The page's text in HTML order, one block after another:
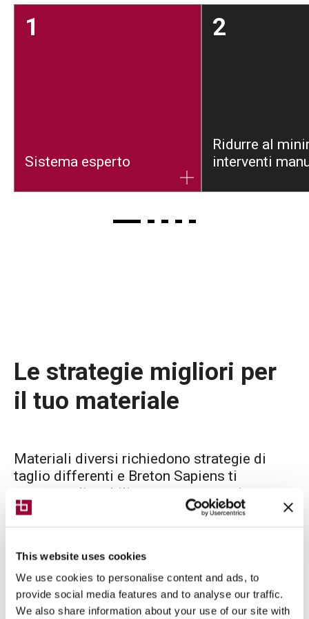
This website uses cookies
We use cookies to personalise content and ads, to
provide social media features and to analyse our traffic.
We also share information about your use of our site with
1
Sistema esperto
2
Ridurre al
interventi
Le strategie migliori per
il tuo materiale
Materiali diversi richiedono strategie di
taglio differenti e Breton Sapiens ti
permette di stabilire queste strategie
adattandole alle tue esigenze.
Materiali